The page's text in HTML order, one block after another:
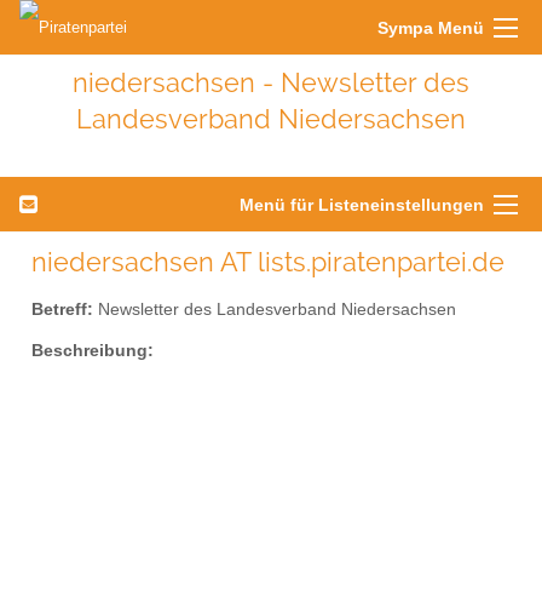
Sympa Menü
niedersachsen - Newsletter des
Landesverband Niedersachsen
Menü für Listeneinstellungen
niedersachsen AT lists.piratenpartei.de
Betreff: Newsletter des Landesverband Niedersachsen
Beschreibung: